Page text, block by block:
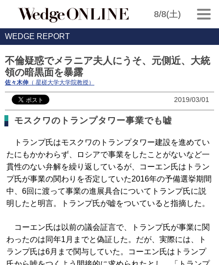
8/8(土)
WEDGE REPORT
不倫疑惑でメラニア夫人にうそ、元側近、大統
領の暗黒面を暴露
佐々木伸 （ 星槎大学大学院教授）
2019/03/01
モスクワのトランプタワー事業でも嘘
トランプ氏はモスクワのトランプタワー建設を進めてい
たにもかかわらず、ロシアで事業をしたことがないなど一
貫性のない弁解を繰り返しているが、コーエン氏はトラン
プ氏が事業の関わりを否定していた2016年の予備選挙期間
中、6回に渡って事業の進展具合についてトランプ氏に説
明したと明言。トランプ氏が嘘をついていると指摘した。
コーエン氏は以前の議会証言で、トランプ氏が事業に関
わったのは同年1月までと偽証した。だが、実際には、ト
ランプ氏は6月まで関与していた。コーエン氏はトランプ